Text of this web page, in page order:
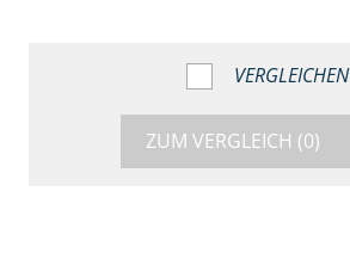
VERGLEICHEN
ZUM VERGLEICH (0)